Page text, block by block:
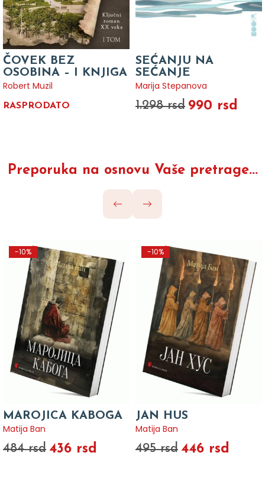
ČOVEK BEZ
OSOBINA – I KNJIGA
Robert Muzil
RASPRODATO
SEĆANJU NA
SEĆANJE
Marija Stepanova
1.298 rsd 990 rsd
Preporuka na osnovu Vaše pretrage...
-10%
MAROJICA KABOGA
Matija Ban
484 rsd 436 rsd
-10%
JAN HUS
Matija Ban
495 rsd 446 rsd